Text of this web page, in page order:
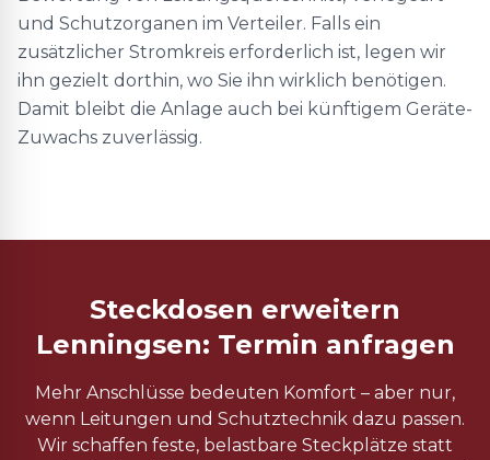
und Schutzorganen im Verteiler. Falls ein
zusätzlicher Stromkreis erforderlich ist, legen wir
ihn gezielt dorthin, wo Sie ihn wirklich benötigen.
Damit bleibt die Anlage auch bei künftigem Geräte-
Zuwachs zuverlässig.
Steckdosen erweitern
Lenningsen: Termin anfragen
Mehr Anschlüsse bedeuten Komfort – aber nur,
wenn Leitungen und Schutztechnik dazu passen.
Wir schaffen feste, belastbare Steckplätze statt